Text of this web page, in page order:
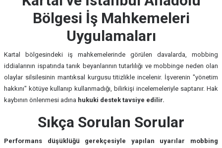
Bölgesi İş Mahkemeleri
Uygulamaları
Kartal bölgesindeki iş mahkemelerinde görülen davalarda, mobbing
iddialarının ispatında tanık beyanlarının tutarlılığı ve mobbinge neden olan
olaylar silsilesinin mantıksal kurgusu titizlikle incelenir. İşverenin "yönetim
hakkını" kötüye kullanıp kullanmadığı, bilirkişi incelemeleriyle saptanır. Hak
kaybının önlenmesi adına hukuki destek tavsiye edilir.
Sıkça Sorulan Sorular
Performans düşüklüğü gerekçesiyle yapılan uyarılar mobbing